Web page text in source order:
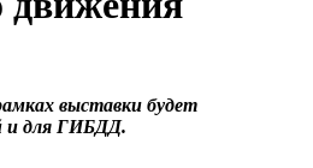
выставки будет
и для ГИБДД.